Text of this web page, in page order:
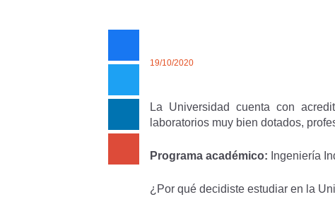
19/10/2020
La Universidad cuenta con
laboratorios muy bien dotados,
Programa académico: Ingeniería
¿Por qué decidiste estudiar en la